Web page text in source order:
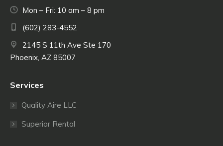
Mon – Fri: 10 am – 8 pm
(602) 283-4552
2145 S 11th Ave Ste 170
Phoenix, AZ 85007
Services
Quality Aire LLC
Superior Rental